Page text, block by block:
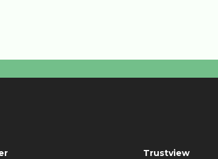
Trustview